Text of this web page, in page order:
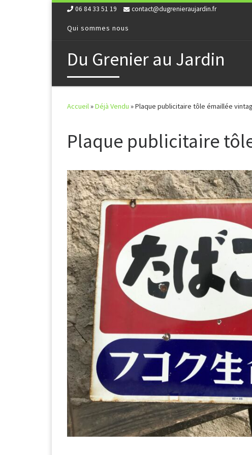
06 84 33 51 19 contact@dugrenieraujardin.fr
Qui sommes nous
Du Grenier au Jardin
Accueil»Déjà Vendu »Plaque publicitaire tôle émaillée
Plaque publicitaire